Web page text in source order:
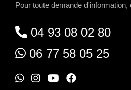
Pour toute demande
04 93 08 02 80
06 77 58 05 25
W
I
Y
F